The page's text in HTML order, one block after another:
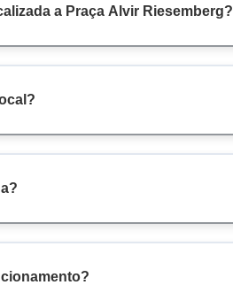
a Praça Alvir Riesemberg?